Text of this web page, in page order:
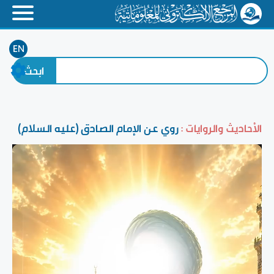
EN
الأحاديث والروايات :روي عن الإمام الصادق (عليه السلام)